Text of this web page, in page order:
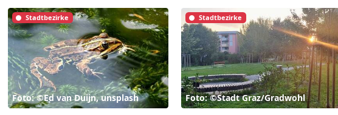
Stadtbezirke
Foto: ©Ed van Duijn, unsplash
Stadtbezirke
Foto: ©Stadt Graz/Gradwohl